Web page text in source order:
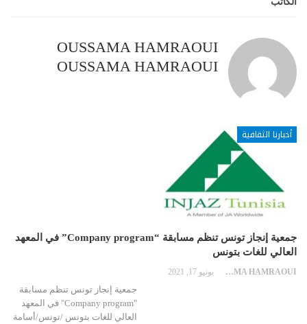
OUSSAMA HAMRAOUI
OUSSAMA HAMRAOUI
أخبارنا الثقافية
جمعية إنجاز تونس تنظم مسابقة “Company program” في المعهد
العالي للغات بتونس
OUSSAMA HAMRAOUI OUSSAMA HAMRAOUI يونيو 17, 2021
جمعية إنجاز تونس تنظم مسابقة
"Company program" في المعهد
العالي للغات بتونس /تونس/أسامة